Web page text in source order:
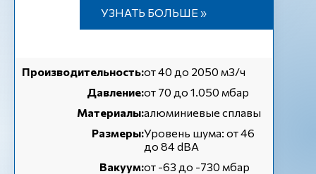
УЗНАТЬ БОЛЬШЕ »
Производительность:от 40 до 2050 м3/ч
Давление:от 70 до 1.050 мбар
Материалы:алюминиевые сплавы
Размеры:Уровень шума: от 46
до 84 dBA
Вакуум:от -63 до -730 мбар